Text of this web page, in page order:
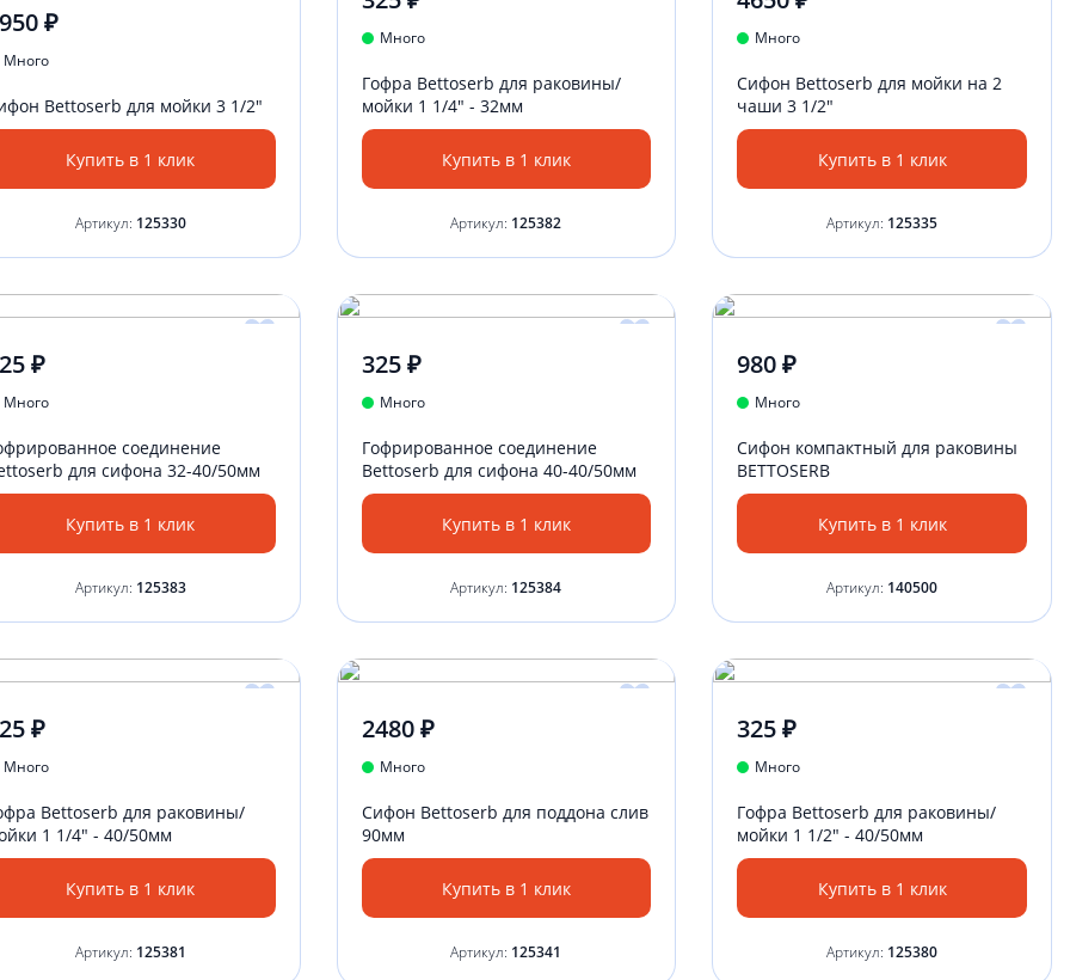
₽
Много
Bettoserb для мойки 3 1/2"
Купить в 1 клик
Артикул: 125330
Много
Гофра Bettoserb для раковины/
мойки 1 1/4" - 32мм
Купить в 1 клик
Артикул: 125382
Много
Сифон Bettoserb для мойки на 2
чаши 3 1/2"
Купить в 1 клик
Артикул: 125335
₽
Много
соединение
для сифона 32-40/50мм
Купить в 1 клик
Артикул: 125383
325 ₽
Много
Гофрированное соединение
Bettoserb для сифона 40-40/50мм
Купить в 1 клик
Артикул: 125384
980 ₽
Много
Сифон компактный для раковины
BETTOSERB
Купить в 1 клик
Артикул: 140500
₽
Много
Bettoserb для раковины/
1 1/4" - 40/50мм
Купить в 1 клик
Артикул: 125381
2480 ₽
Много
Сифон Bettoserb для поддона слив
90мм
Купить в 1 клик
Артикул: 125341
325 ₽
Много
Гофра Bettoserb для раковины/
мойки 1 1/2" - 40/50мм
Купить в 1 клик
Артикул: 125380